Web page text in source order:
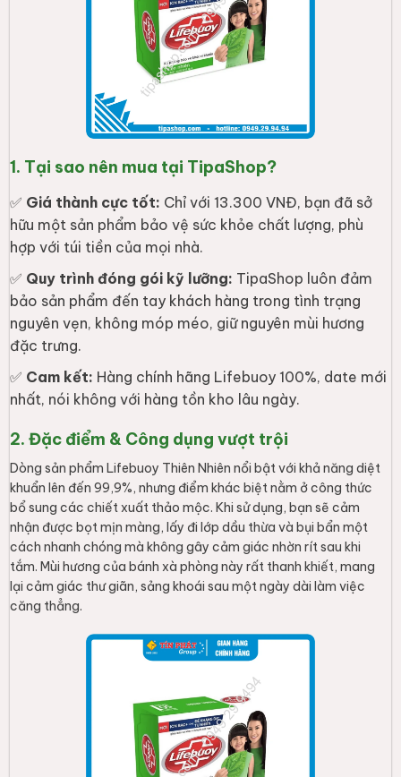
1. Tại sao nên mua tại TipaShop?
✅ Giá thành cực tốt: Chỉ với 13.300 VNĐ, bạn đã sở
hữu một sản phẩm bảo vệ sức khỏe chất lượng, phù
hợp với túi tiền của mọi nhà.
✅ Quy trình đóng gói kỹ lưỡng: TipaShop luôn đảm
bảo sản phẩm đến tay khách hàng trong tình trạng
nguyên vẹn, không móp méo, giữ nguyên mùi hương
đặc trưng.
✅ Cam kết: Hàng chính hãng Lifebuoy 100%, date mới
nhất, nói không với hàng tồn kho lâu ngày.
2. Đặc điểm & Công dụng vượt trội
Dòng sản phẩm Lifebuoy Thiên Nhiên nổi bật với khả năng diệt
khuẩn lên đến 99,9%, nhưng điểm khác biệt nằm ở công thức
bổ sung các chiết xuất thảo mộc. Khi sử dụng, bạn sẽ cảm
nhận được bọt mịn màng, lấy đi lớp dầu thừa và bụi bẩn một
cách nhanh chóng mà không gây cảm giác nhờn rít sau khi
tắm. Mùi hương của bánh xà phòng này rất thanh khiết, mang
lại cảm giác thư giãn, sảng khoái sau một ngày dài làm việc
căng thẳng.